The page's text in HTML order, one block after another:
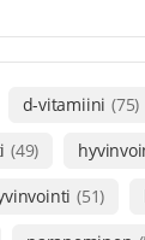
d-vitamiini (75)
(49)
(51)